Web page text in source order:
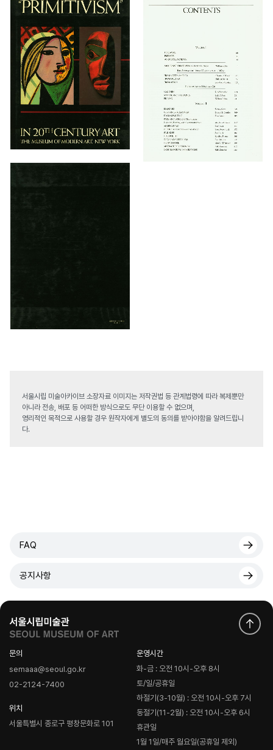
서울시립 미술아카이브 소장자료 이미지는 저작권법 등 관계법령에 따라 복제뿐만
아니라 전송, 배포 등 어떠한 방식으로도 무단 이용할 수 없으며,
영리적인 목적으로 사용할 경우 원작자에게 별도의 동의를 받아야함을 알려드립니
다.
FAQ
공지사항
문의
semaaa@seoul.go.kr
02-2124-7400
위치
서울특별시 종로구 평창문화로 101
운영시간
화-금 : 오전 10시-오후 8시
토/일/공휴일
하절기(3-10월) : 오전 10시-오후 7시
동절기(11-2월) : 오전 10시-오후 6시
휴관일
1월 1일/매주 월요일(공휴일 제외)